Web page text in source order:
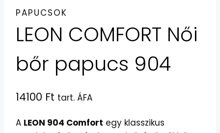
PAPUCSOK
LEON COMFORT Női
bőr papucs 904
14100 Ft tart. ÁFA
A LEON 904 Comfort egy klasszikus